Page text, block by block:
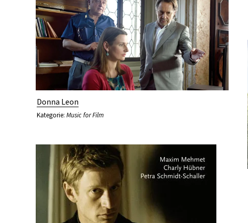
Donna Leon
Kategorie: Music for Film